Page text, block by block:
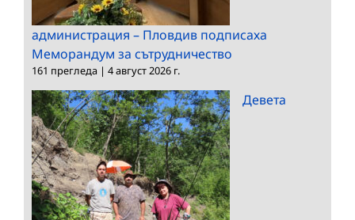
администрация – Пловдив подписаха
Меморандум за сътрудничество
161 прегледа | 4 август 2026 г.
Девета